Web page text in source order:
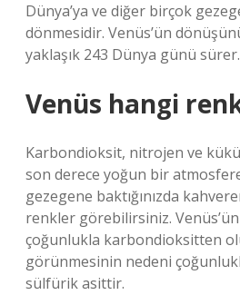
Dünya’ya ve diğer birçok
dönmesidir. Venüs’ün
yaklaşık 243 Dünya günü sürer.
Venüs hangi
Karbondioksit, nitrojen ve
son derece yoğun bir
gezegene baktığınızda
renkler görebilirsiniz.
çoğunlukla karbondioksitten
görünmesinin nedeni
sülfürik asittir.